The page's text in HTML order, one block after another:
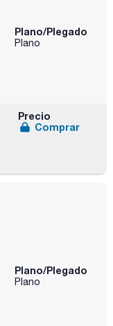
Plano/Plegado
Plano
Precio
Comprar
Plano/Plegado
Plano